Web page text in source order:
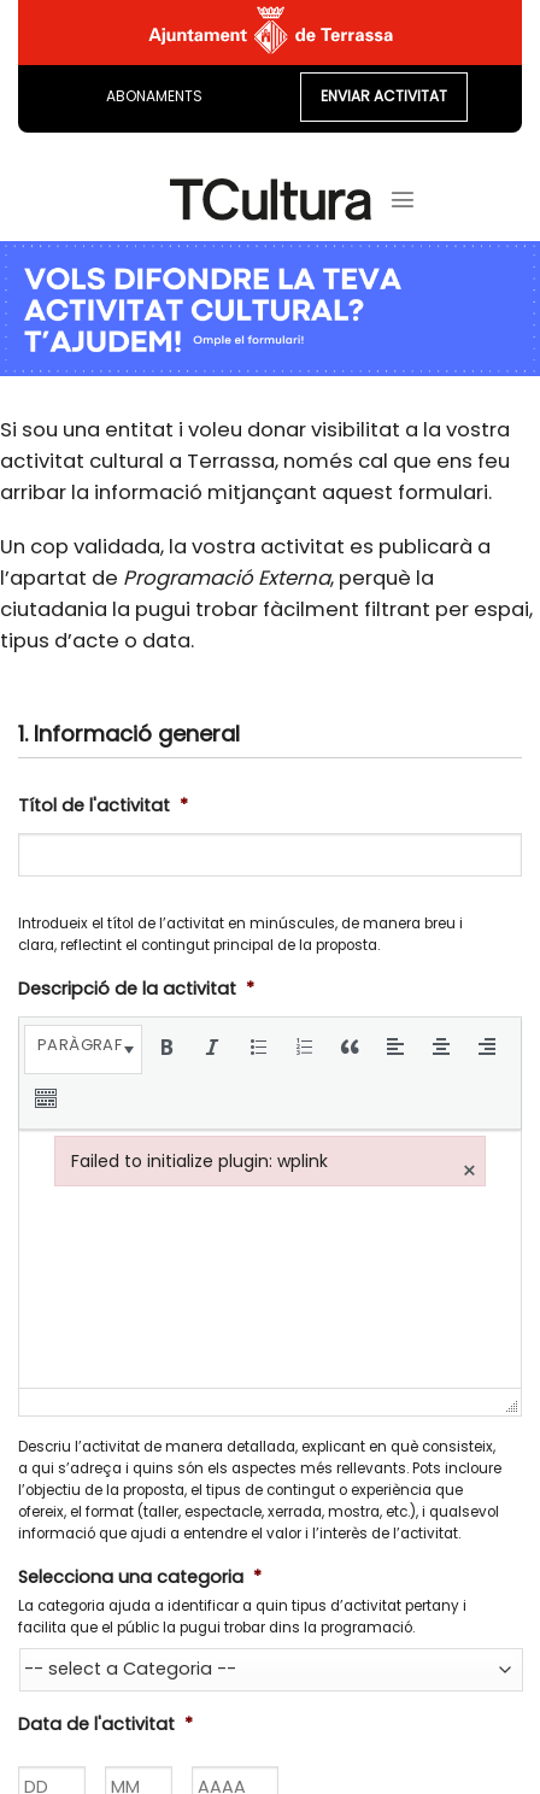
content
ABONAMENTS ENVIAR ACTIVITAT
Si sou una entitat i voleu donar visibilitat a la vostra
activitat cultural a Terrassa, només cal que ens feu
arribar la informació mitjançant aquest formulari.
Un cop validada, la vostra activitat es publicarà a
l’apartat de Programació Externa, perquè la
ciutadania la pugui trobar fàcilment filtrant per espai,
tipus d’acte o data.
1. Informació general
Títol de l'activitat *
Introdueix el títol de l’activitat en minúscules, de manera breu i
clara, reflectint el contingut principal de la proposta.
Descripció de la activitat *
PARÀGRAF
Descriu l’activitat de manera detallada, explicant en què consisteix,
a qui s’adreça i quins són els aspectes més rellevants. Pots incloure
l’objectiu de la proposta, el tipus de contingut o experiència que
ofereix, el format (taller, espectacle, xerrada, mostra, etc.), i qualsevol
informació que ajudi a entendre el valor i l’interès de l’activitat.
Selecciona una categoria *
La categoria ajuda a identificar a quin tipus d’activitat pertany i
facilita que el públic la pugui trobar dins la programació.
Data de l'activitat *
Failed to initialize plugin: wplink ×
Failed to initialize plugin: wplink